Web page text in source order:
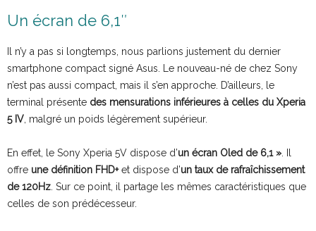
Un écran de 6,1″
Il n’y a pas si longtemps, nous parlions justement du dernier
smartphone compact signé Asus. Le nouveau-né de chez Sony
n’est pas aussi compact, mais il s’en approche. D’ailleurs, le
terminal présente des mensurations inférieures à celles du Xperia
5 IV , malgré un poids légèrement supérieur.
En effet, le Sony Xperia 5V dispose d’un écran Oled de 6,1 » . Il
offre une définition FHD+et dispose d’un taux de rafraîchissement
de 120Hz . Sur ce point, il partage les mêmes caractéristiques que
celles de son prédécesseur.